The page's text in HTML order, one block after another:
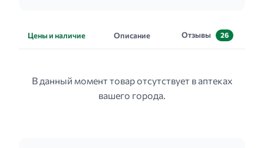
Цены и наличие Описание Отзывы 26
В данный момент товар отсутствует в аптеках
вашего города.